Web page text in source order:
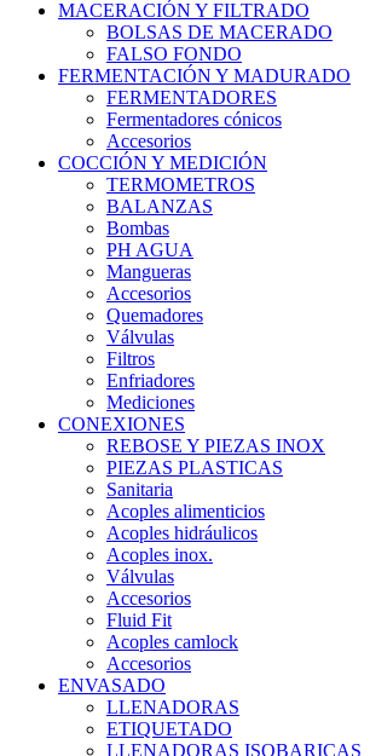
MACERACIÓN Y FILTRADO
BOLSAS DE MACERADO
FALSO FONDO
FERMENTACIÓN Y MADURADO
FERMENTADORES
Fermentadores cónicos
Accesorios
COCCIÓN Y MEDICIÓN
TERMOMETROS
BALANZAS
Bombas
PH AGUA
Mangueras
Accesorios
Quemadores
Válvulas
Filtros
Enfriadores
Mediciones
CONEXIONES
REBOSE Y PIEZAS INOX
PIEZAS PLASTICAS
Sanitaria
Acoples alimenticios
Acoples hidráulicos
Acoples inox.
Válvulas
Accesorios
Fluid Fit
Acoples camlock
Accesorios
ENVASADO
LLENADORAS
ETIQUETADO
LLENADORAS ISOBARICAS